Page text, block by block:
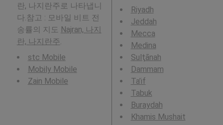
란, 나지란주로 나타냅니
다.참고 : 모바일 비트 전
송률의 지도
Najran, 나지
란, 나지란주
stc Mobile
Mobily Mobile
Zain Mobile
Riyadh
Jeddah
Mecca
Medina
Sulţānah
Dammam
Ta’if
Tabuk
Buraydah
Khamis Mushait